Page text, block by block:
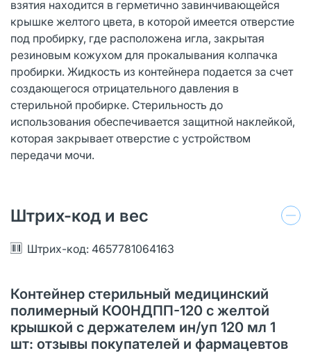
взятия находится в герметично завинчивающейся
крышке желтого цвета, в которой имеется отверстие
под пробирку, где расположена игла, закрытая
резиновым кожухом для прокалывания колпачка
пробирки. Жидкость из контейнера подается за счет
создающегося отрицательного давления в
стерильной пробирке. Стерильность до
использования обеспечивается защитной наклейкой,
которая закрывает отверстие с устройством
передачи мочи.
Штрих-код и вес
Штрих-код: 4657781064163
Контейнер стерильный медицинский
полимерный КО0НДПП-120 с желтой
крышкой с держателем ин/уп 120 мл 1
шт: отзывы покупателей и фармацевтов